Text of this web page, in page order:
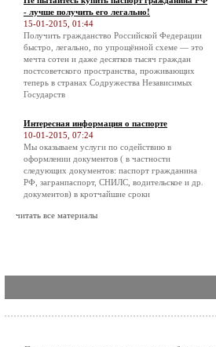
- лучше получить его легально!
15-01-2015, 01:44
Получить гражданство Российской Федерации
быстро, легально, по упрощённой схеме — это
мечта сотен и даже десятков тысяч граждан
постсоветского пространства, проживающих
теперь в странах Содружества Независимых
Государств
Интересная информация о паспорте
10-01-2015, 07:24
Мы оказываем услуги по содействию в
оформлении документов ( в частности
следующих документов: паспорт гражданина
РФ, загранпаспорт, СНИЛС, водительское и др.
документов) в кротчайшие сроки
читать все материалы